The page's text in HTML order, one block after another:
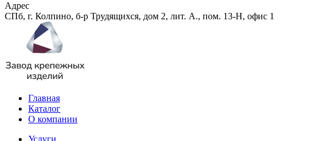
Адрес
СПб, г. Колпино, б-р Трудящихся, дом 2, лит. А., пом. 13-Н, офис 1
Главная
Каталог
О компании